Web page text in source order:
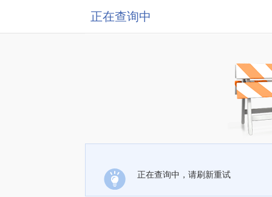
正在查询中
正在查询中，请刷新重试